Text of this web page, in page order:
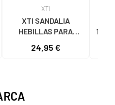
XTI
XTI SANDALIA
HEBILLAS PARA
24,95 €